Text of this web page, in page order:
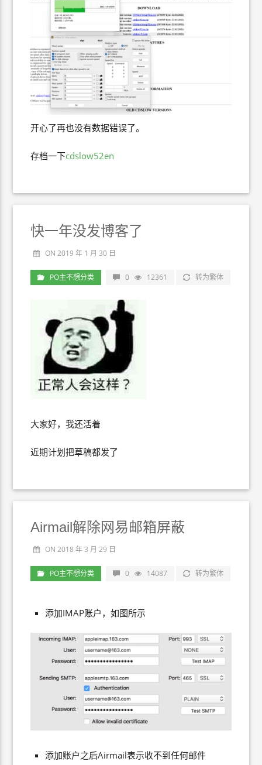
开心了再也没有数据错误了。
存档一下cdslow52en
快一年没发博客了
ON 2019 年 1 月 30 日
PO主不想分类 0 12361 转为繁体
大家好，我还活着
近期计划把草稿都发了
Airmail解除网易邮箱屏蔽
ON 2018 年 3 月 29 日
PO主不想分类 0 14087 转为繁体
添加IMAP账户，如图所示
添加账户之后Airmail表示收不到任何邮件